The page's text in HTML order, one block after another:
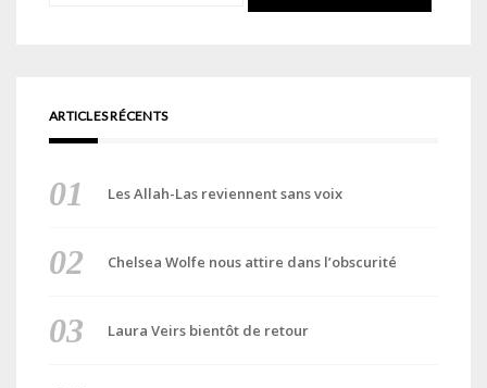
ARTICLES RÉCENTS
Les Allah-Las reviennent sans voix
Chelsea Wolfe nous attire dans l’obscurité
Laura Veirs bientôt de retour